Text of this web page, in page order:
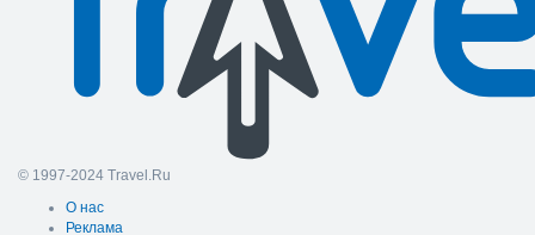
© 1997-2024 Travel.Ru
О нас
Реклама